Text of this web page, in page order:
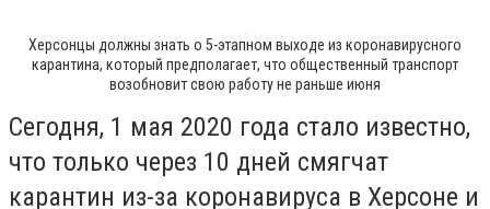
Херсонцы должны знать о 5-этапном выходе из коронавирусного
карантина, который предполагает, что общественный транспорт
возобновит свою работу не раньше июня
Сегодня, 1 мая 2020 года стало известно,
что только через 10 дней смягчат
карантин из-за коронавируса в Херсоне и